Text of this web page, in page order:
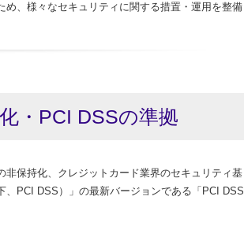
、様々なセキュリティに関する措置・運用を整備
・PCI DSSの準拠
保持化、クレジットカード業界のセキュリティ基
PCI DSS）」の最新バージョンである「PCI DSS